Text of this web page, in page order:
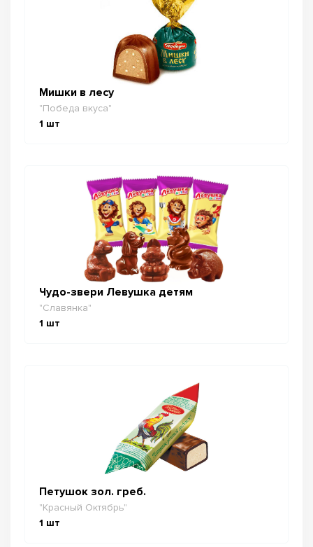
Мишки в лесу
"Победа вкуса"
1 шт
Чудо-звери Левушка детям
"Славянка"
1 шт
Петушок зол. греб.
"Красный Октябрь"
1 шт